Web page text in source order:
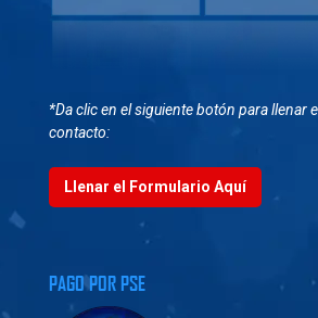
*Da clic en el siguiente botón para llenar
contacto:
Llenar el Formulario Aquí
PAGO POR PSE